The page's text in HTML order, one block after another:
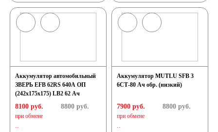
Аккумулятор автомобильный
ЗВЕРЬ EFB 62RS 640A ОП
(242x175x175) LB2 62 Ач
8100 руб.
при обмене
..
8800руб.
Аккумулятор MUTLU SFB 3
6СТ-80 Ач обр. (низкий)
7900 руб.
при обмене
..
8800руб.